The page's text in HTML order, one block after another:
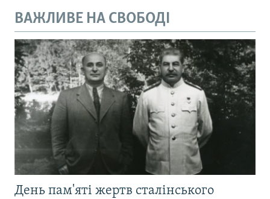
ВАЖЛИВЕ НА СВОБОДІ
День пам'яті жертв сталінського